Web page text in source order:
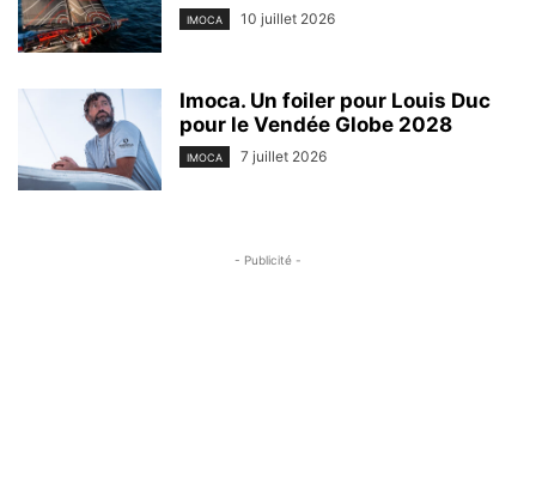
IMOCA 10 juillet 2026
Imoca. Un foiler pour Louis Duc
pour le Vendée Globe 2028
IMOCA 7 juillet 2026
- Publicité -